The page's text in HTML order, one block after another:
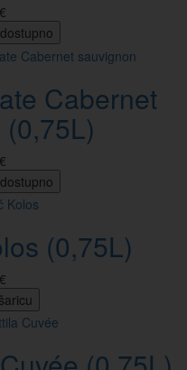
Cabernet
(0,75L)